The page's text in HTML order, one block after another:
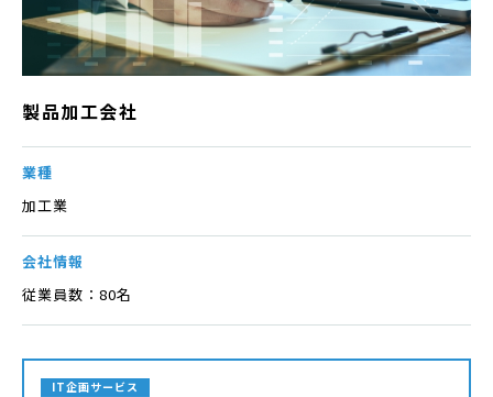
製品加工会社
業種
加工業
会社情報
従業員数：80名
IT企画サービス